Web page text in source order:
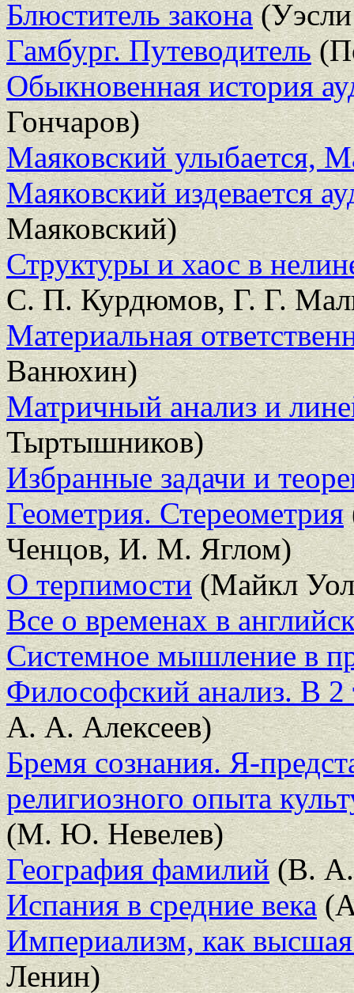
Блюститель закона
Гамбург. Путеводитель
Обыкновенная история
Гончаров)
Маяковский улыбается,
Маяковский издевается
Маяковский)
Структуры и хаос в
С. П. Курдюмов, Г. Г.
Материальная
Ванюхин)
Матричный анализ и
Тыртышников)
Избранные задачи и
Геометрия. Стереометрия
Ченцов, И. М. Яглом)
О терпимости(Майкл
Все о временах в
Системное мышление в
Философский анализ. В
А. А. Алексеев)
Бремя сознания. Я-
религиозного опыта
(М. Ю. Невелев)
География фамилий(В. А.
Испания в средние века
Империализм, как высшая
Ленин)